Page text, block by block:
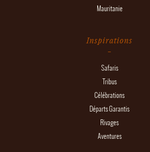
Mauritanie
Inspirations
Safaris
Tribus
Célébrations
Départs Garantis
Rivages
Aventures